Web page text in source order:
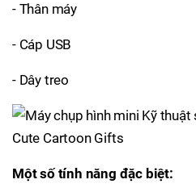
- Thân máy
- Cáp USB
- Dây treo
Một số tính năng đặc biệt: